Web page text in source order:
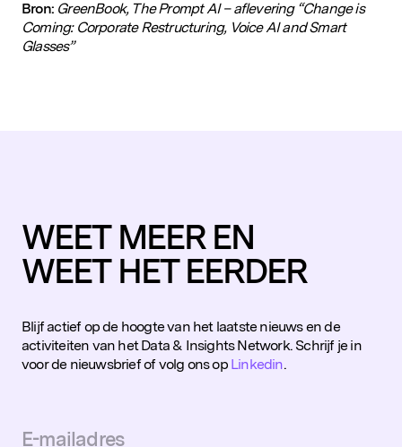
Bron: GreenBook, The Prompt AI – aflevering “Change is
Coming: Corporate Restructuring, Voice AI and Smart
Glasses”
WEET MEER EN
WEET HET EERDER
Blijf actief op de hoogte van het laatste nieuws en de
activiteiten van het Data & Insights Network. Schrijf je in
voor de nieuwsbrief of volg ons op Linkedin.